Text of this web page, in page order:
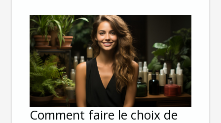
Comment faire le choix de